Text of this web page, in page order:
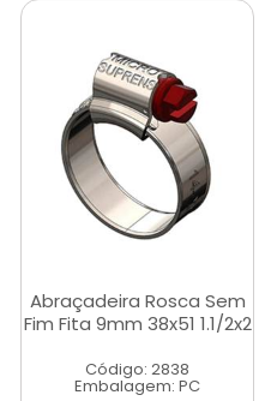
Abraçadeira Rosca Sem
Fim Fita 9mm 38x51 1.1/2x2
Código: 2838
Embalagem: PC